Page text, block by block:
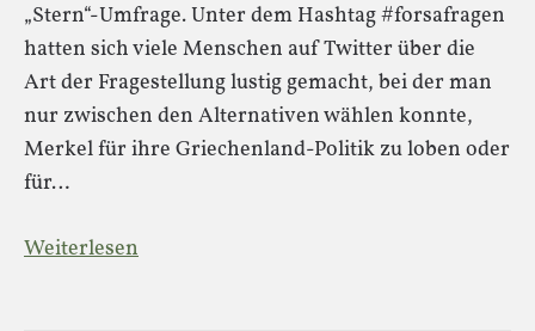
„Stern“-Umfrage. Unter dem Hashtag #forsafragen
hatten sich viele Menschen auf Twitter über die
Art der Fragestellung lustig gemacht, bei der man
nur zwischen den Alternativen wählen konnte,
Merkel für ihre Griechenland-Politik zu loben oder
für…
Weiterlesen